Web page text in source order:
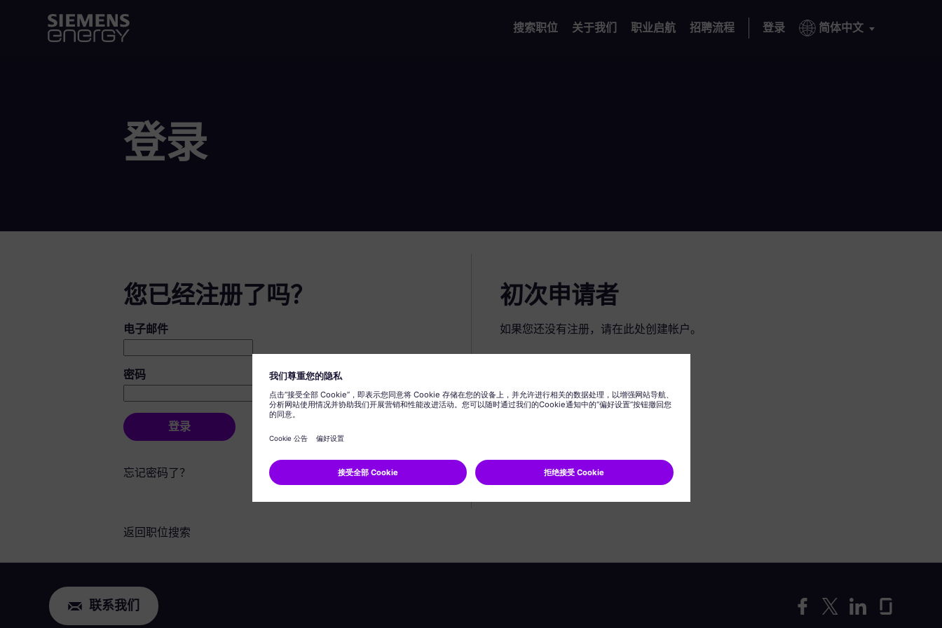
搜索职位 关于我们 职业启航 招聘流程 登录 简体中文
登录
您已经注册了吗？
登录：用户和密码
电子邮件
密码
登录
忘记密码了？
初次申请者
如果您还没有注册，请在此处创建帐户。
返回职位搜索
联系我们